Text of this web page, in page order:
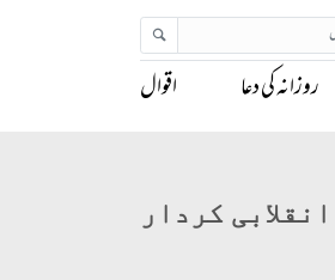
روزانہ کی دعا اقوال
کردار